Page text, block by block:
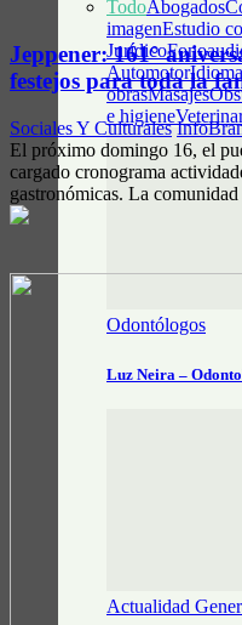
TodoAbogados
imagenEstudio
Jurídico
Automotor
obrasMasajes
e higiene
Odontólogos
Luz Neira –
Actualidad
Jeppener: 161°
festejos para toda la
Sociales Y Culturales
El próximo domingo 16, el
cargado cronograma
gastronómicas. La comunidad